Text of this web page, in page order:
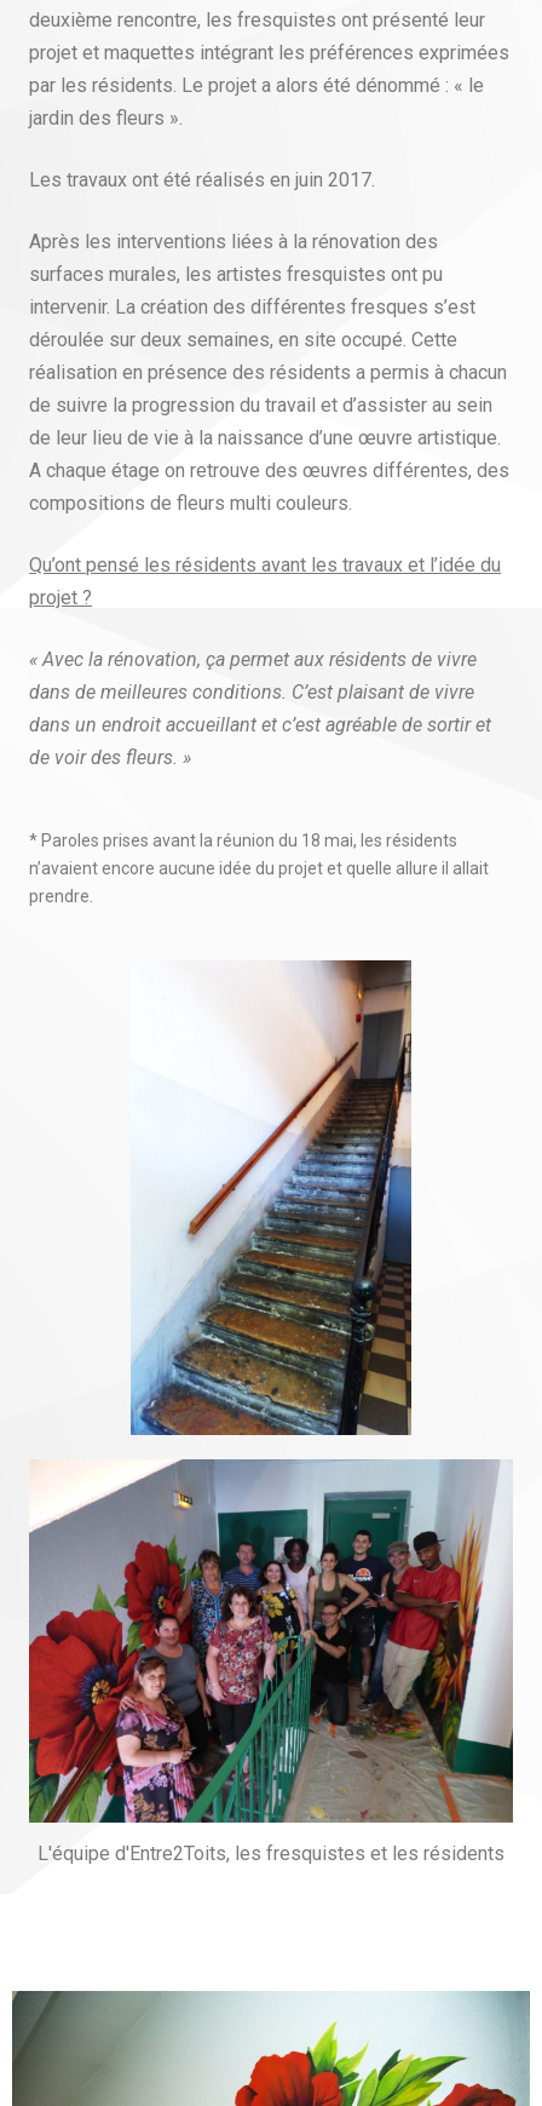
deuxième rencontre, les fresquistes ont présenté leur
projet et maquettes intégrant les préférences exprimées
par les résidents. Le projet a alors été dénommé : « le
jardin des fleurs ».
Les travaux ont été réalisés en juin 2017.
Après les interventions liées à la rénovation des
surfaces murales, les artistes fresquistes ont pu
intervenir. La création des différentes fresques s’est
déroulée sur deux semaines, en site occupé. Cette
réalisation en présence des résidents a permis à chacun
de suivre la progression du travail et d’assister au sein
de leur lieu de vie à la naissance d’une œuvre artistique.
A chaque étage on retrouve des œuvres différentes, des
compositions de fleurs multi couleurs.
Qu’ont pensé les résidents avant les travaux et l’idée du
projet ?
« Avec la rénovation, ça permet aux résidents de vivre
dans de meilleures conditions. C’est plaisant de vivre
dans un endroit accueillant et c’est agréable de sortir et
de voir des fleurs. »
* Paroles prises avant la réunion du 18 mai, les résidents
n’avaient encore aucune idée du projet et quelle allure il allait
prendre.
L'équipe d'Entre2Toits, les fresquistes et les résidents